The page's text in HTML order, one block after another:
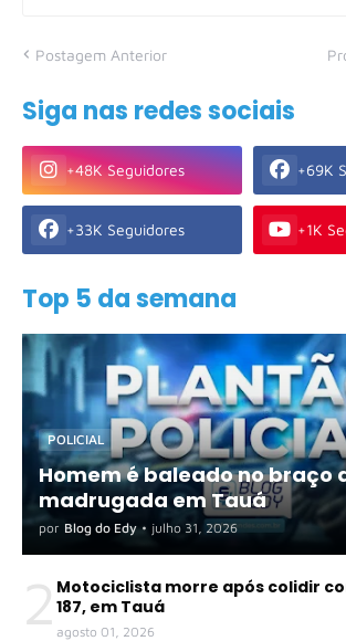
Postagem Anterior
Siga nas redes sociais
+48K Seguidores +69K
+33K Seguidores +1K
Top 5 da semana
POLICIAL
Homem é baleado no braço
madrugada em Tauá
por Blog do Edy • julho 31, 2026
2 Motociclista morre após colidir
187, em Tauá
agosto 01, 2026